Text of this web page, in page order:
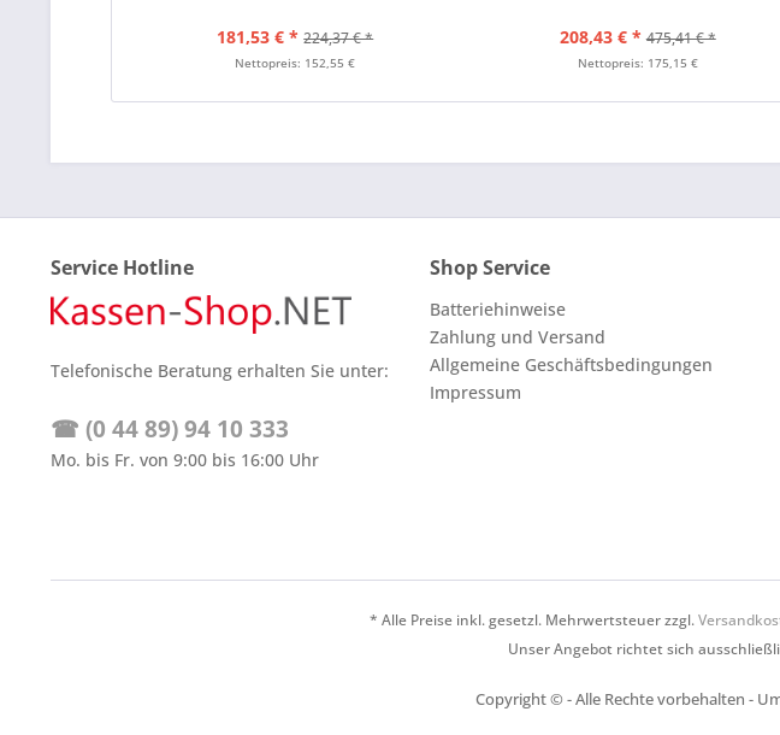
181,53 € * 224,37 € *
Nettopreis: 152,55 €
208,43 € * 475,41 € *
Nettopreis: 175,15 €
Service Hotline
Telefonische Beratung erhalten Sie unter:
☎ (0 44 89) 94 10 333
Mo. bis Fr. von 9:00 bis 16:00 Uhr
Shop Service
Batteriehinweise
Zahlung und Versand
Allgemeine Geschäftsbedingungen
Impressum
* Alle Preise inkl. gesetzl. Mehrwertsteuer zzgl.
Unser Angebot richtet sich
Copyright © - Alle Rechte vorbehalten -